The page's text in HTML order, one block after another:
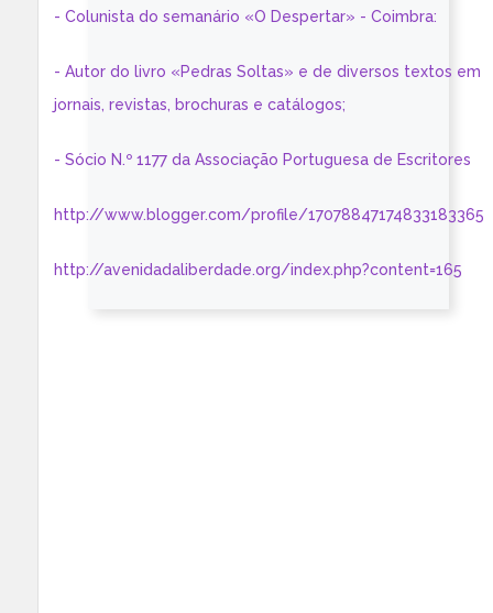
- Colunista do semanário «O Despertar» - Coimbra:
- Autor do livro «Pedras Soltas» e de diversos textos em
jornais, revistas, brochuras e catálogos;
- Sócio N.º 1177 da Associação Portuguesa de Escritores
http://www.blogger.com/profile/17078847174833183365
http://avenidadaliberdade.org/index.php?content=165